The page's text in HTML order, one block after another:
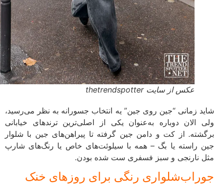
عکس از سایت thetrendspotter
شاید زمانی “جین روی جین” یه انتخاب جسورانه به نظر می‌رسید،
ولی الان دوباره به‌عنوان یکی از اصلی‌ترین ترندهای خیابانی
برگشته. از کت و دامن جین گرفته تا پیراهن‌های جین با شلوار
جین راسته یا بگ – همه با سیلوئت‌های خاص یا رنگ‌های شارپ
مثل نارنجی و سبز فسفری ست شده بودن.
جوراب‌شلواری رنگی برای روزهای خنک